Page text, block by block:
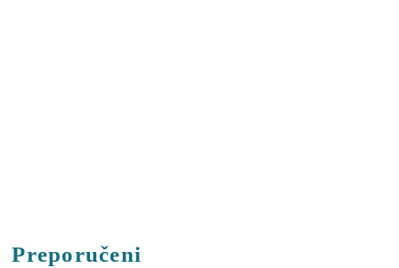
Preporučeni